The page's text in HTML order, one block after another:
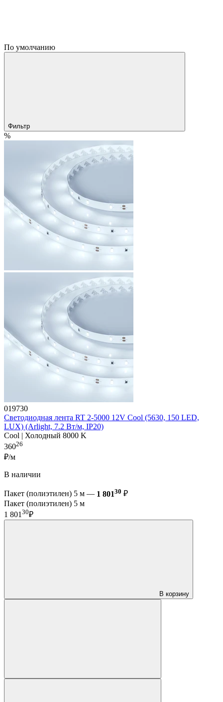
По умолчанию
Фильтр
%
019730
Светодиодная лента RT 2-5000 12V Cool (5630, 150 LED,
LUX) (Arlight, 7.2 Вт/м, IP20)
Cool | Холодный 8000 K
36026
₽/м
В наличии
Пакет (полиэтилен) 5 м — 1 80130 ₽
Пакет (полиэтилен) 5 м
1 801 30₽
В корзину